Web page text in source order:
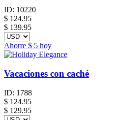
ID: 10220
$ 124.95
$ 139.95
Ahorre $ 5 hoy
Vacaciones con caché
ID: 1788
$ 124.95
$ 129.95